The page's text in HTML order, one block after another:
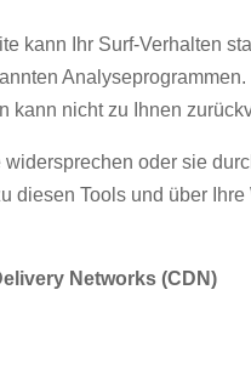
kann Ihr Surf-Verhalten
kann nicht zu Ihnen
oder sie
diesen Tools und über
Networks (CDN)